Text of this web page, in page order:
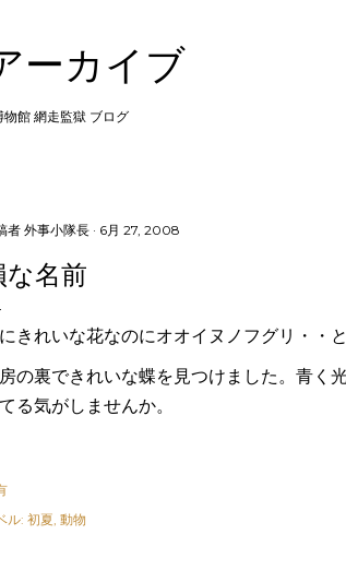
ーカイブ
館 網走監獄 ブログ
者 外事小隊長 6月 27, 2008
な名前
きれいな花なのにオオイヌノフグリ・・
の裏できれいな蝶を見つけました。青く
る気がしませんか。
ル: 初夏 動物